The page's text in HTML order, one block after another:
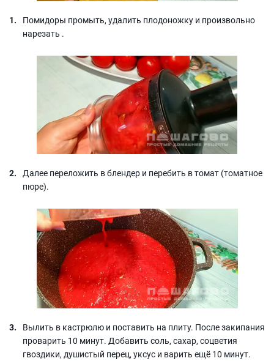
Помидоры промыть, удалить плодоножку и произвольно
нарезать .
Далее переложить в блендер и перебить в томат (томатное
пюре).
Вылить в кастрюлю и поставить на плиту. После закипания
проварить 10 минут. Добавить соль, сахар, соцветия
гвоздики, душистый перец, уксус и варить ещё 10 минут.